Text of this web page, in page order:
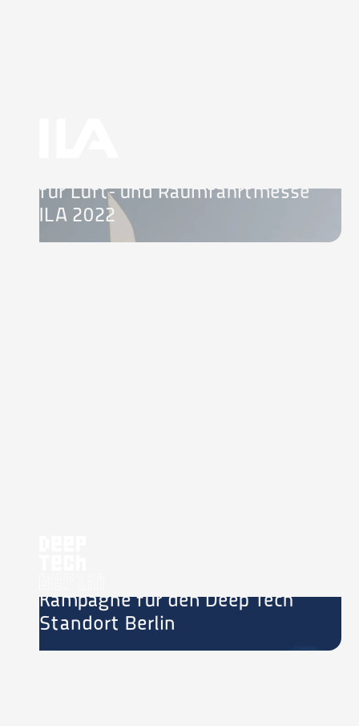
für Luft- und Raumfahrtmesse
ILA 2022
Kampagne für den Deep Tech
Standort Berlin